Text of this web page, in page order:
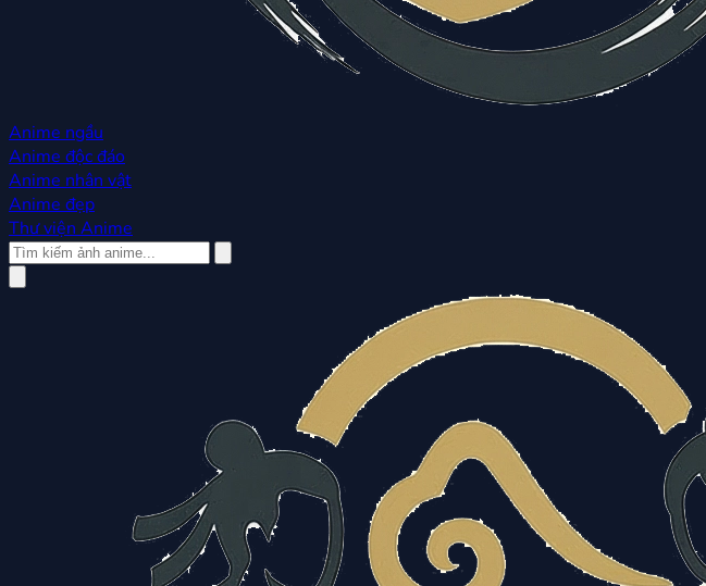
Anime ngầu
Anime độc đáo
Anime nhân vật
Anime đẹp
Thư viện Anime